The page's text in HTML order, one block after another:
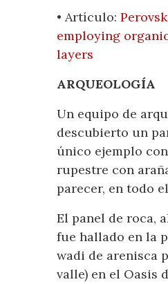
• Artículo:
employing
layers
ARQUEOLOGÍA
Un equipo de
descubierto un
único ejemplo
rupestre con
parecer, en todo
El panel de roca,
fue hallado en la
wadi de arenisca
valle) en el Oasis